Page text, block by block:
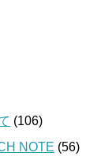
(106)
NOTE (56)